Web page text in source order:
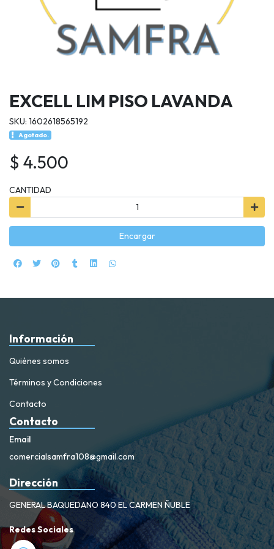
EXCELL LIM PISO LAVANDA
SKU: 1602618565192
Agotado.
$ 4.500
CANTIDAD
Encargar
Información
Quiénes somos
Términos y Condiciones
Contacto
Contacto
Email
comercialsamfra108@gmail.com
Dirección
GENERAL BAQUEDANO 840 EL CARMEN ÑUBLE
Redes Sociales